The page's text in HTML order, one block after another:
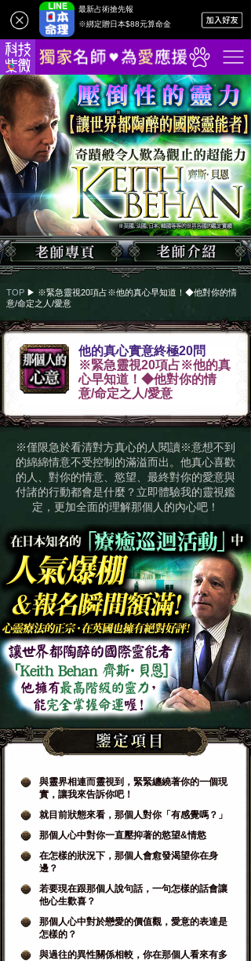
最新占術搶先報
※綁定贈日本$88元算命金
TOP ▶︎ ※緊急靈視20項占※他的真心早知道！◆他對你的情
意/命定之人/愛意
他的真心實意終極20問
※緊急靈視20項占※他的真
心早知道！◆他對你的情
意/命定之人/愛意
※僅限急於看清對方真心的人閱讀※意想不到
的綿綿情意不受控制的滿溢而出。他真心喜歡
的人、對你的情意、慾望、最終對你的愛意與
付諸的行動都會是什麼？ 立即體驗我的靈視鑑
定，更加全面的理解那個人的內心吧！
與靈界相連而靈視到，緊緊纏繞著你的一個現
實，讓我來告訴你吧！
就目前狀態來看，那個人對你「有感覺嗎？」
那個人心中對你一直壓抑著的慾望&情慾
在怎樣的狀況下，那個人會愈發渴望你在身
邊？
若要現在跟那個人說句話，一句怎樣的話會讓
他心生歡喜？
那個人心中對於戀愛的價值觀，愛意的表達是
怎樣的？
與過往的異性關係相較，你在那個人看來有多